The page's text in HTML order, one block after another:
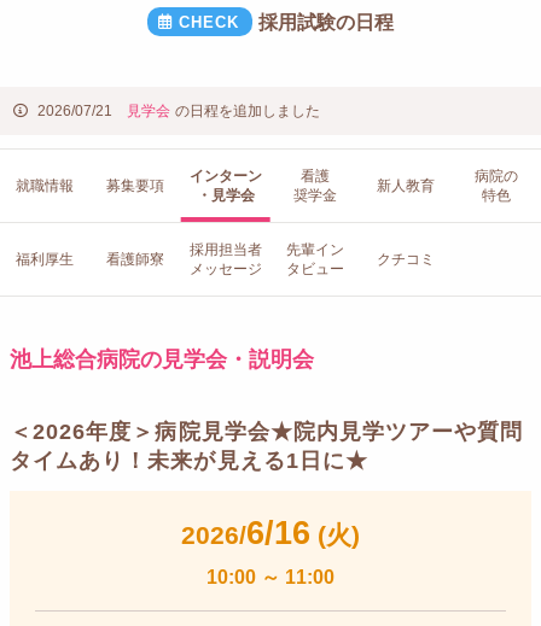
採用試験の日程
2026/07/21 見学会 の日程を追加しました
就職情報 募集要項
インターン
・見学会
看護
奨学金
新人教育
病院の
特色
福利厚生 看護師寮
採用担当者
メッセージ
先輩イン
タビュー
クチコミ
池上総合病院の見学会・説明会
＜2026年度＞病院見学会★院内見学ツアーや質問
タイムあり！未来が見える1日に★
2026/6/16 (火)
10:00 ～ 11:00